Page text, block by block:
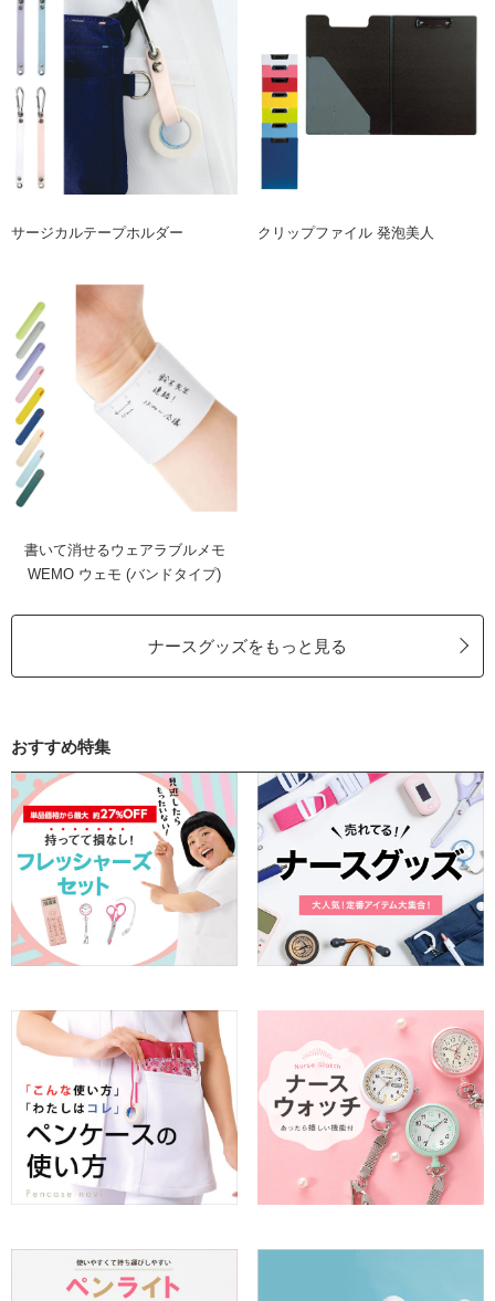
サージカルテープホルダー クリップファイル 発泡美人
書いて消せるウェアラブルメモ
WEMO ウェモ (バンドタイプ)
ナースグッズをもっと見る
おすすめ特集